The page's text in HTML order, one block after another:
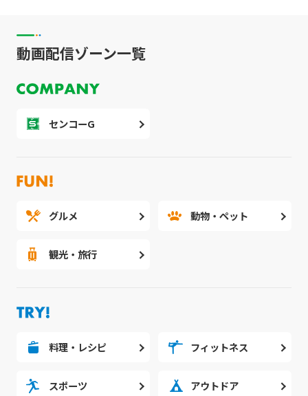
動画配信ゾーン一覧
センコーG
グルメ 動物・ペット
観光・旅行
料理・レシピ フィットネス
スポーツ アウトドア